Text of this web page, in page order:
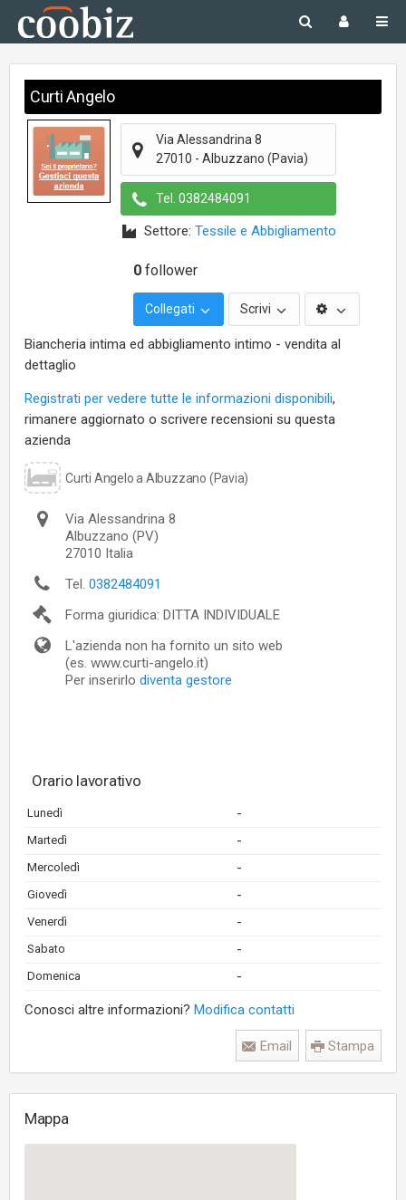
Curti Angelo
Via Alessandrina 8
27010 - Albuzzano (Pavia)
Tel. 0382484091
Settore: Tessile e Abbigliamento
0 follower
Collegati Scrivi
Biancheria intima ed abbigliamento intimo - vendita al
dettaglio
Registrati per vedere tutte le informazioni disponibili,
rimanere aggiornato o scrivere recensioni su questa
azienda
Curti Angelo a Albuzzano (Pavia)
Via Alessandrina 8
Albuzzano (PV)
27010 Italia
Tel. 0382484091
Forma giuridica: DITTA INDIVIDUALE
L'azienda non ha fornito un sito web
(es. www.curti-angelo.it)
Per inserirlo diventa gestore
Orario lavorativo
Lunedì -
Martedì -
Mercoledì -
Giovedì -
Venerdì -
Sabato -
Domenica -
Conosci altre informazioni? Modifica contatti
Stampa
Email
Mappa